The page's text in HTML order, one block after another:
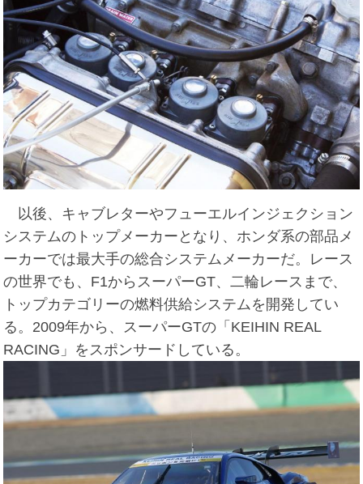
以後、キャブレターやフューエルインジェクション
システムのトップメーカーとなり、ホンダ系の部品メ
ーカーでは最大手の総合システムメーカーだ。レース
の世界でも、F1からスーパーGT、二輪レースまで、
トップカテゴリーの燃料供給システムを開発してい
る。2009年から、スーパーGTの「KEIHIN REAL
RACING」をスポンサードしている。